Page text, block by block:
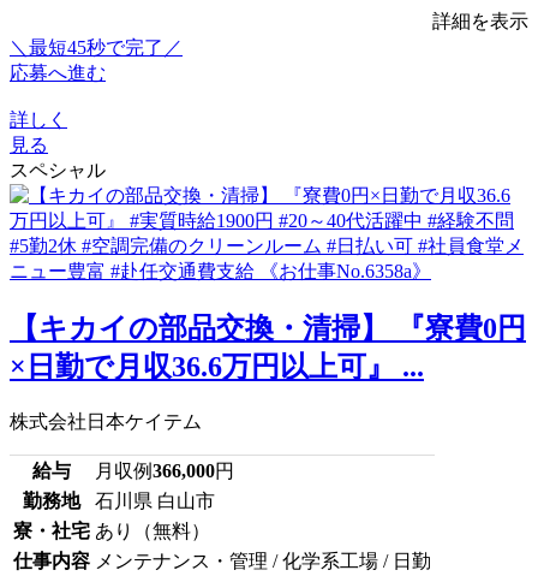
詳細を表示
＼最短45秒で完了／
応募へ進む
詳しく
見る
スペシャル
【キカイの部品交換・清掃】 『寮費0円
×日勤で月収36.6万円以上可』 ...
株式会社日本ケイテム
給与 月収例366,000円
勤務地
石川県 白山市
寮・社宅 あり（無料）
仕事内容 メンテナンス・管理 / 化学系工場 / 日勤